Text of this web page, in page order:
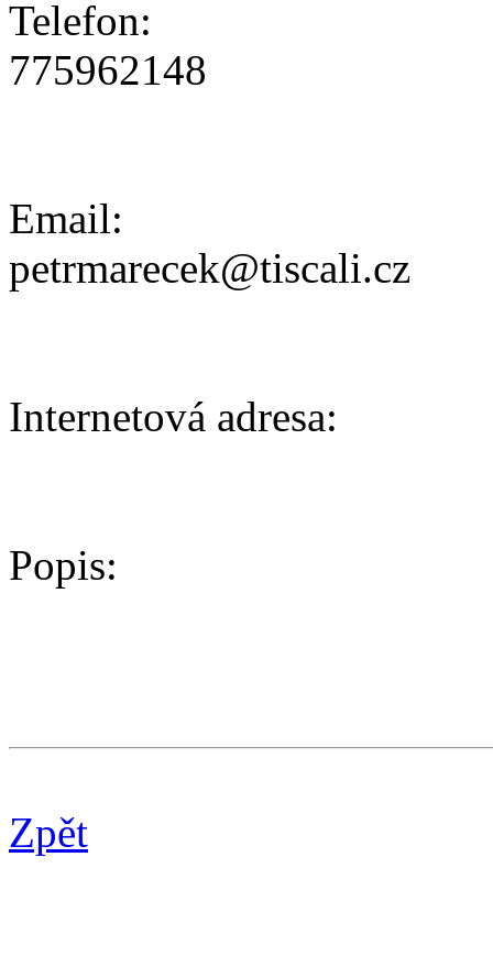
Telefon:
775962148
Email:
petrmarecek@tiscali.cz
Internetová adresa:
Popis:
Zpět